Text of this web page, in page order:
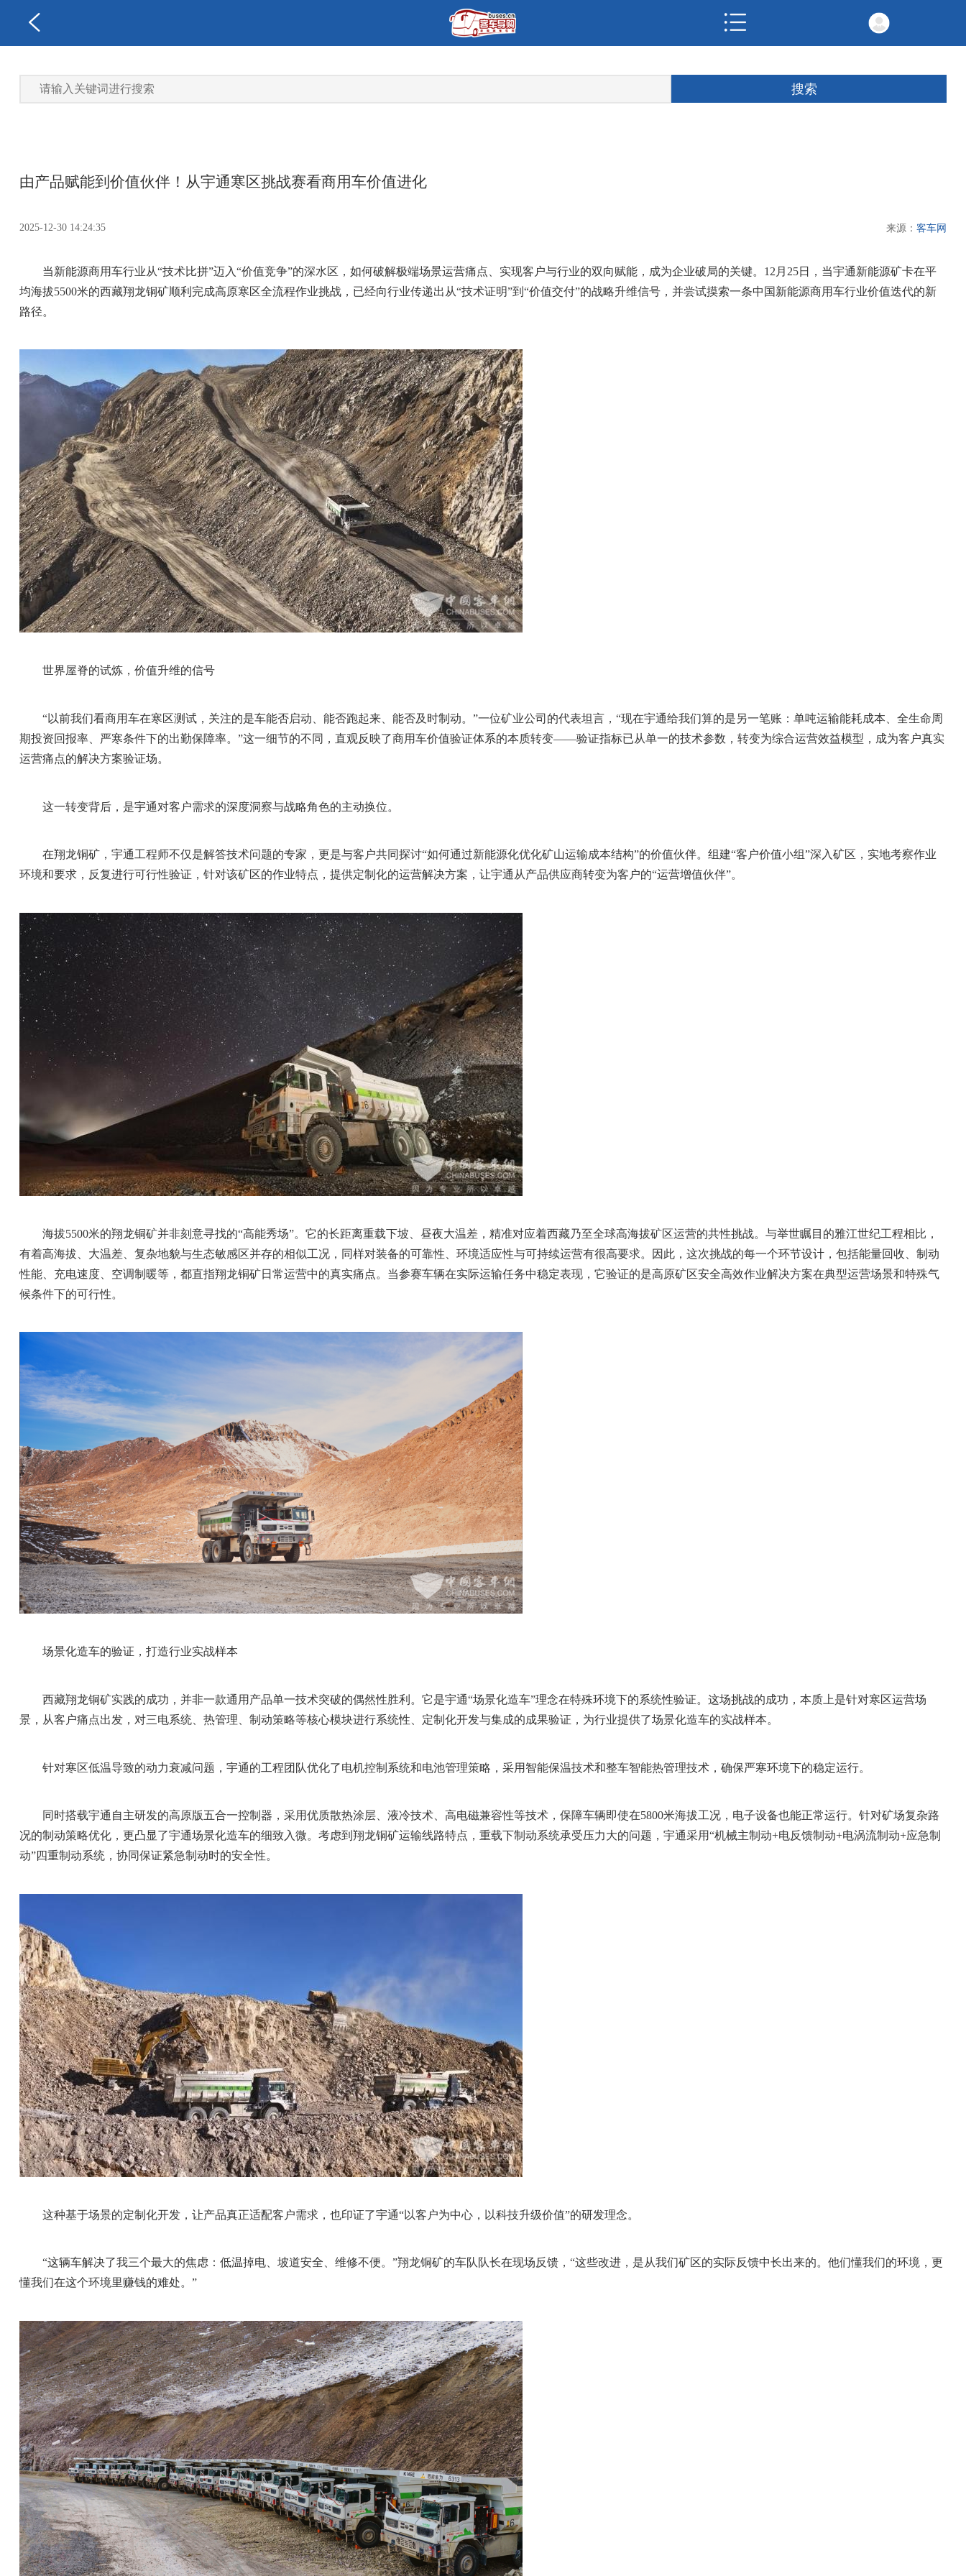
由产品赋能到价值伙伴！从宇通寒区挑战赛看商用车价值进化
2025-12-30 14:24:35 来源：客车网
当新能源商用车行业从“技术比拼”迈入“价值竞争”的深水区，如何破解极端场景运营痛点、实现客户与行业的双向赋能，成为企业破局的关键。12月25日，当宇通新能源矿卡在平
均海拔5500米的西藏翔龙铜矿顺利完成高原寒区全流程作业挑战，已经向行业传递出从“技术证明”到“价值交付”的战略升维信号，并尝试摸索一条中国新能源商用车行业价值迭代的新
路径。
世界屋脊的试炼，价值升维的信号
“以前我们看商用车在寒区测试，关注的是车能否启动、能否跑起来、能否及时制动。”一位矿业公司的代表坦言，“现在宇通给我们算的是另一笔账：单吨运输能耗成本、全生命周
期投资回报率、严寒条件下的出勤保障率。”这一细节的不同，直观反映了商用车价值验证体系的本质转变——验证指标已从单一的技术参数，转变为综合运营效益模型，成为客户真实
运营痛点的解决方案验证场。
这一转变背后，是宇通对客户需求的深度洞察与战略角色的主动换位。
在翔龙铜矿，宇通工程师不仅是解答技术问题的专家，更是与客户共同探讨“如何通过新能源化优化矿山运输成本结构”的价值伙伴。组建“客户价值小组”深入矿区，实地考察作业
环境和要求，反复进行可行性验证，针对该矿区的作业特点，提供定制化的运营解决方案，让宇通从产品供应商转变为客户的“运营增值伙伴”。
海拔5500米的翔龙铜矿并非刻意寻找的“高能秀场”。它的长距离重载下坡、昼夜大温差，精准对应着西藏乃至全球高海拔矿区运营的共性挑战。与举世瞩目的雅江世纪工程相比，
有着高海拔、大温差、复杂地貌与生态敏感区并存的相似工况，同样对装备的可靠性、环境适应性与可持续运营有很高要求。因此，这次挑战的每一个环节设计，包括能量回收、制动
性能、充电速度、空调制暖等，都直指翔龙铜矿日常运营中的真实痛点。当参赛车辆在实际运输任务中稳定表现，它验证的是高原矿区安全高效作业解决方案在典型运营场景和特殊气
候条件下的可行性。
场景化造车的验证，打造行业实战样本
西藏翔龙铜矿实践的成功，并非一款通用产品单一技术突破的偶然性胜利。它是宇通“场景化造车”理念在特殊环境下的系统性验证。这场挑战的成功，本质上是针对寒区运营场
景，从客户痛点出发，对三电系统、热管理、制动策略等核心模块进行系统性、定制化开发与集成的成果验证，为行业提供了场景化造车的实战样本。
针对寒区低温导致的动力衰减问题，宇通的工程团队优化了电机控制系统和电池管理策略，采用智能保温技术和整车智能热管理技术，确保严寒环境下的稳定运行。
同时搭载宇通自主研发的高原版五合一控制器，采用优质散热涂层、液冷技术、高电磁兼容性等技术，保障车辆即使在5800米海拔工况，电子设备也能正常运行。针对矿场复杂路
况的制动策略优化，更凸显了宇通场景化造车的细致入微。考虑到翔龙铜矿运输线路特点，重载下制动系统承受压力大的问题，宇通采用“机械主制动+电反馈制动+电涡流制动+应急制
动”四重制动系统，协同保证紧急制动时的安全性。
这种基于场景的定制化开发，让产品真正适配客户需求，也印证了宇通“以客户为中心，以科技升级价值”的研发理念。
“这辆车解决了我三个最大的焦虑：低温掉电、坡道安全、维修不便。”翔龙铜矿的车队队长在现场反馈，“这些改进，是从我们矿区的实际反馈中长出来的。他们懂我们的环境，更
懂我们在这个环境里赚钱的难处。”